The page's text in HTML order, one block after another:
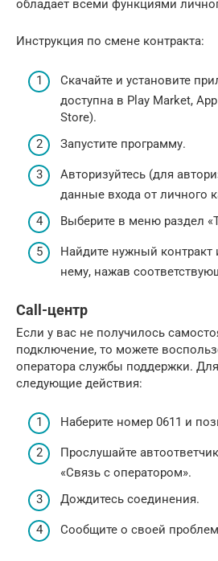
обладает всеми функциями
Инструкция по смене контракта:
Скачайте и установите
доступна в Play Market,
Store).
Запустите программу.
Авторизуйтесь (для
данные входа от личного
Выберите в меню раздел
Найдите нужный контракт
нему, нажав
Call-центр
Если у вас не получилось
подключение, то можете
оператора службы поддержки.
следующие действия:
Наберите номер 0611 и
Прослушайте
«Связь с оператором».
Дождитесь соединения.
Сообщите о своей